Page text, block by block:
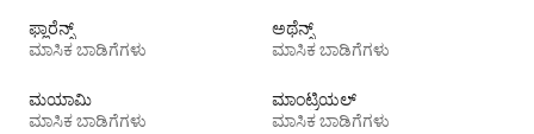
ಫ್ಲಾರೆನ್ಸ್
ಮಾಸಿಕ ಬಾಡಿಗೆಗಳು
ಅಥೆನ್ಸ್
ಮಾಸಿಕ ಬಾಡಿಗೆಗಳು
ಮಯಾಮಿ
ಮಾಸಿಕ ಬಾಡಿಗೆಗಳು
ಮಾಂಟ್ರಿಯಲ್
ಮಾಸಿಕ ಬಾಡಿಗೆಗಳು